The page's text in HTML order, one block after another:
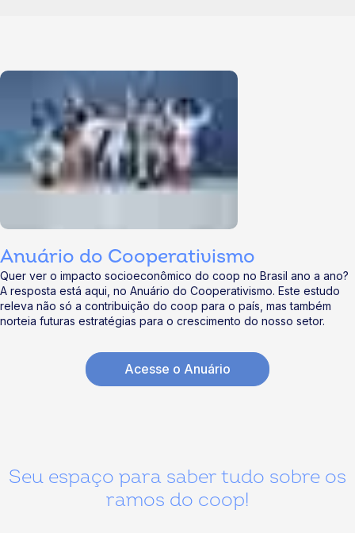
Anuário do Cooperativismo
Quer ver o impacto socioeconômico do coop no Brasil ano a ano?
A resposta está aqui, no Anuário do Cooperativismo. Este estudo
releva não só a contribuição do coop para o país, mas também
norteia futuras estratégias para o crescimento do nosso setor.
Acesse o Anuário
Seu espaço para saber tudo sobre os
ramos do coop!